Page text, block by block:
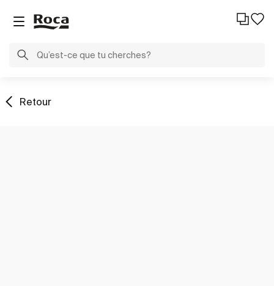
Retour